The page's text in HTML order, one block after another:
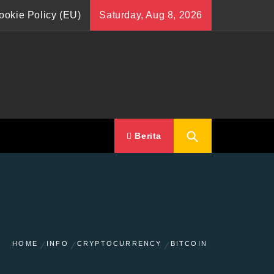
Policy (EU) Saturday, Aug 8, 2026
Berita
HOME INFO CRYPTOCURRENCY BITCOIN